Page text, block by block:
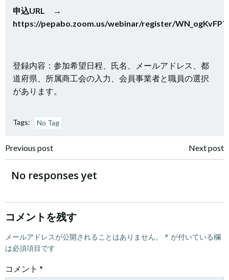
申込URL →
https://pepabo.zoom.us/webinar/register/
登録内容：参加希望日程、氏名、メールアドレス、都
道府県、所属商工会の入力、会員事業者と職員の選択
があります。
Tags: No Tag
投
稿
ナ
ビ
ゲ
ー
Previous post
ナ
ゲ
Next post
No responses yet
コメントを残す
メールアドレスが公開されることはありません。 * が付いている欄
は必須項目です
コメント *